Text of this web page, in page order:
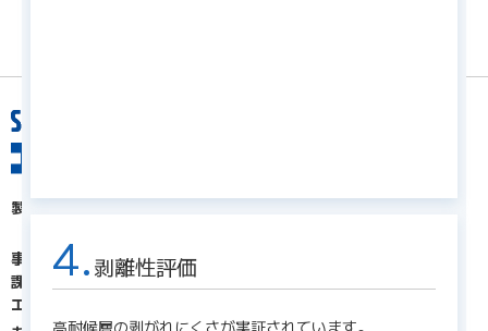
4.剥離性評価
高耐候層の剥がれにくさが実証されています。
製品情報を探す
事例紹介『現場レポート』
課題解決
エスロン動画チャンネル